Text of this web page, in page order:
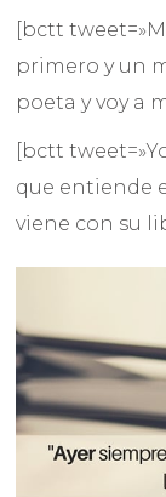
[bctt
primero y un
poeta y voy a
[bctt
que entiende
viene con su